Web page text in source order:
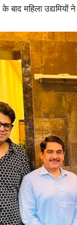
बाद महिला उद्यमियों